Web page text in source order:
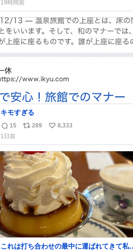
信
数
ス
ト
数
ね
数
19時間前
キモすぎる
返
信
数
15
リ
ス
ト
数
289
い
ね
数
8,333
1日前
これは打ち合わせの最中に運ばれてきて私